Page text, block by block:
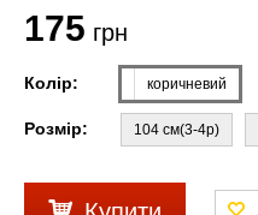
175 грн
Колір: коричневий
Розмір: 104 см(3-4р)